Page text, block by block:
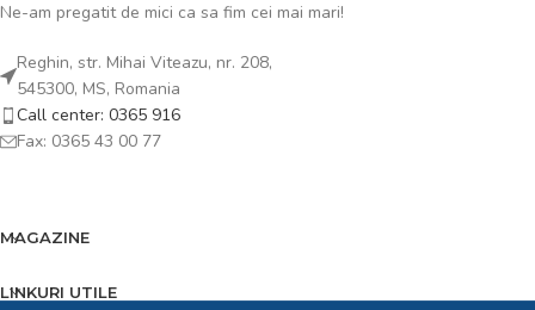
Ne-am pregatit de mici ca sa fim cei mai mari!
Reghin, str. Mihai Viteazu, nr. 208,
545300, MS, Romania
Call center: 0365 916
Fax: 0365 43 00 77
MAGAZINE
LINKURI UTILE